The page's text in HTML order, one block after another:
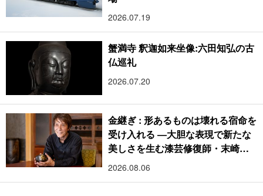
2026.07.19
蟹満寺 釈迦如来坐像:六田知弘の古
仏巡礼
2026.07.20
金継ぎ : 形あるものは壊れる宿命を
受け入れる ―大胆な表現で新たな
美しさを生む漆芸修復師・末崎広
樹
2026.08.06